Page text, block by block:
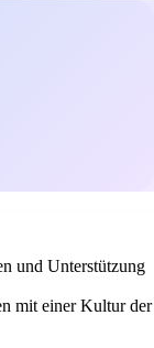
und Unterstützung
mit einer Kultur der